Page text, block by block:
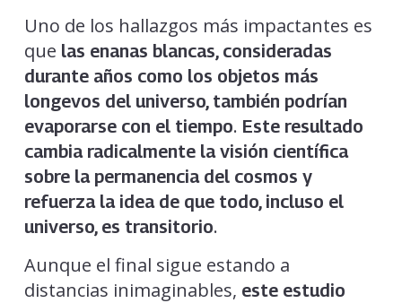
Uno de los hallazgos más impactantes es
que las enanas blancas, consideradas
durante años como los objetos más
longevos del universo, también podrían
evaporarse con el tiempo. Este resultado
cambia radicalmente la visión científica
sobre la permanencia del cosmos y
refuerza la idea de que todo, incluso el
universo, es transitorio.
Aunque el final sigue estando a
distancias inimaginables, este estudio